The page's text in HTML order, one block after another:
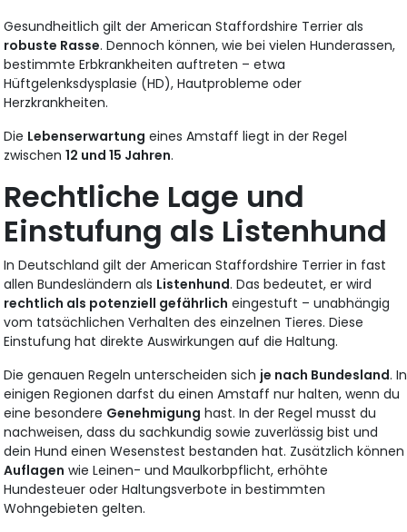
Gesundheitlich gilt der American Staffordshire Terrier als
robuste Rasse. Dennoch können, wie bei vielen Hunderassen,
bestimmte Erbkrankheiten auftreten – etwa
Hüftgelenksdysplasie (HD), Hautprobleme oder
Herzkrankheiten.
Die Lebenserwartung eines Amstaff liegt in der Regel
zwischen12 und 15 Jahren.
Rechtliche Lage und
Einstufung als Listenhund
In Deutschland gilt der American Staffordshire Terrier in fast
allen Bundesländern als Listenhund. Das bedeutet, er wird
rechtlich als potenziell gefährlich eingestuft – unabhängig
vom tatsächlichen Verhalten des einzelnen Tieres. Diese
Einstufung hat direkte Auswirkungen auf die Haltung.
Die genauen Regeln unterscheiden sich je nach Bundesland. In
einigen Regionen darfst du einen Amstaff nur halten, wenn du
eine besondere Genehmigung hast. In der Regel musst du
nachweisen, dass du sachkundig sowie zuverlässig bist und
dein Hund einen Wesenstest bestanden hat. Zusätzlich können
Auflagen wie Leinen- und Maulkorbpflicht, erhöhte
Hundesteuer oder Haltungsverbote in bestimmten
Wohngebieten gelten.